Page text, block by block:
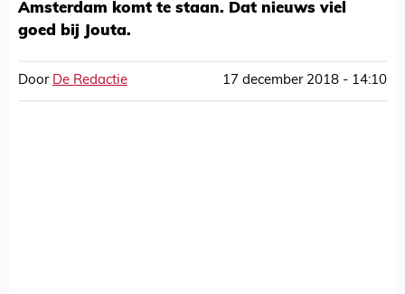
Amsterdam komt te staan. Dat nieuws viel
goed bij Jouta.
Door De Redactie 17 december 2018 - 14:10